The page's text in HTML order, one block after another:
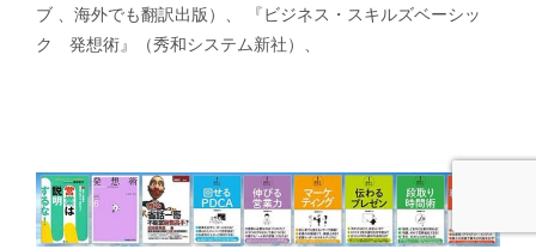
ブ 、海外でも翻訳出版）、 『ビジネス・スキルズベーシッ
ク 発想術』（秀和システム新社）、